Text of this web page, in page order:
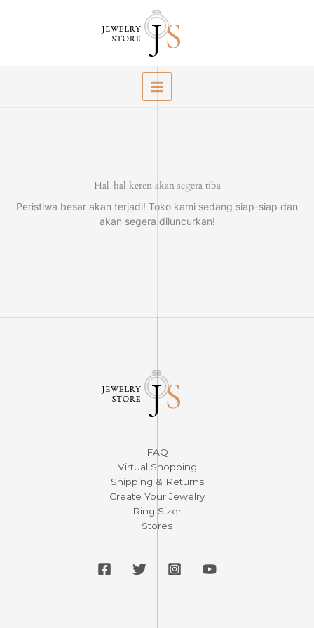
Hal-hal keren akan segera tiba
Peristiwa besar akan terjadi! Toko kami sedang siap-siap dan
akan segera diluncurkan!
FAQ
Virtual Shopping
Shipping & Returns
Create Your Jewelry
Ring Sizer
Stores